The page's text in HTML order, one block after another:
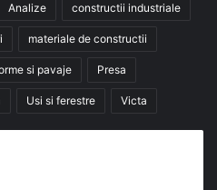
Analize constructii industriale
materiale de constructii
si pavaje Presa
Usi si ferestre Victa